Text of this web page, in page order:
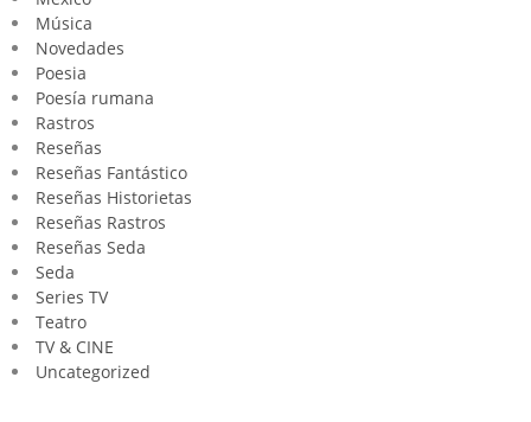
Música
Novedades
Poesia
Poesía rumana
Rastros
Reseñas
Reseñas Fantástico
Reseñas Historietas
Reseñas Rastros
Reseñas Seda
Seda
Series TV
Teatro
TV & CINE
Uncategorized